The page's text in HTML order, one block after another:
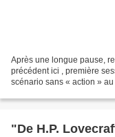
Après une longue pause,
précédent ici , première
scénario sans « action »
"De H.P.